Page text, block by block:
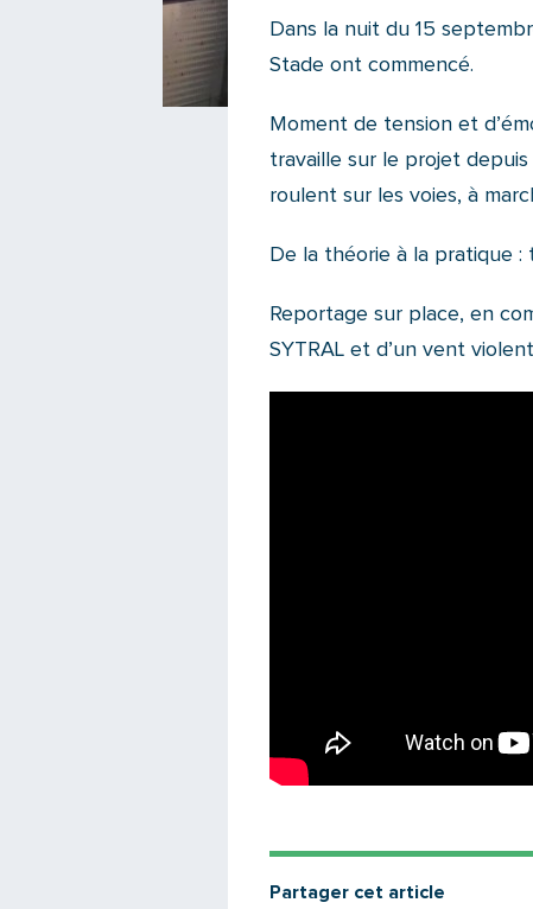
Dans la nuit du 15
Stade ont commencé.
Moment de tension et
travaille sur le projet
roulent sur les voies, à
De la théorie à la pratique
Reportage sur place, en
SYTRAL et d’un vent
Partager cet article